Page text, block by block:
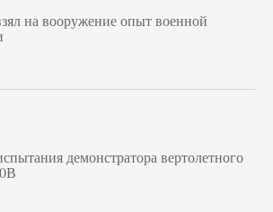
на вооружение опыт военной
демонстратора вертолетного